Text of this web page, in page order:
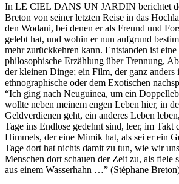
In LE CIEL DANS UN JARDIN berichtet
Breton von seiner letzten Reise in das
den Wodani, bei denen er als Freund und
gelebt hat, und wohin er nun aufgrund
mehr zurückkehren kann. Entstanden ist eine
philosophische Erzählung über Trennung,
der kleinen Dinge; ein Film, der ganz anders
ethnographische oder dem Exotischen
“Ich ging nach Neuguinea, um ein
wollte neben meinem engen Leben hier, in
Geldverdienen geht, ein anderes Leben
Tage ins Endlose gedehnt sind, leer, im Takt
Himmels, der eine Mimik hat, als sei er ein
Tage dort hat nichts damit zu tun, wie wir
Menschen dort schauen der Zeit zu, als fiele
aus einem Wasserhahn …” (Stéphane